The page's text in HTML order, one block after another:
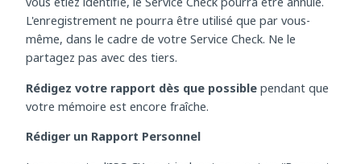
éviter d’être démasqué dans votre rôle d'Evaluateur . Si
vous étiez identifié, le Service Check pourra être annulé.
L'enregistrement ne pourra être utilisé que par vous-
même, dans le cadre de votre Service Check. Ne le
partagez pas avec des tiers.
Rédigez votre rapport dès que possible
votre mémoire est encore fraîche.